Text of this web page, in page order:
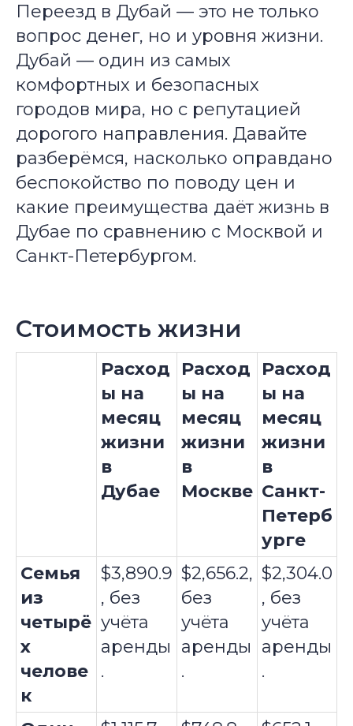
Переезд в Дубай — это не только
вопрос денег, но и уровня жизни.
Дубай — один из самых
комфортных и безопасных
городов мира, но с репутацией
дорогого направления. Давайте
разберёмся, насколько оправдано
беспокойство по поводу цен и
какие преимущества даёт жизнь в
Дубае по сравнению с Москвой и
Санкт-Петербургом.
Стоимость жизни
Расход
ы на
месяц
жизни
в
Дубае
Расход
ы на
месяц
жизни
в
Москве
Расход
ы на
месяц
жизни
в
Санкт-
Петерб
урге
Семья
из
четырё
х
челове
к
$3,890.9
, без
учёта
аренды
.
$2,656.2,
без
учёта
аренды
.
$2,304.0
, без
учёта
аренды
.